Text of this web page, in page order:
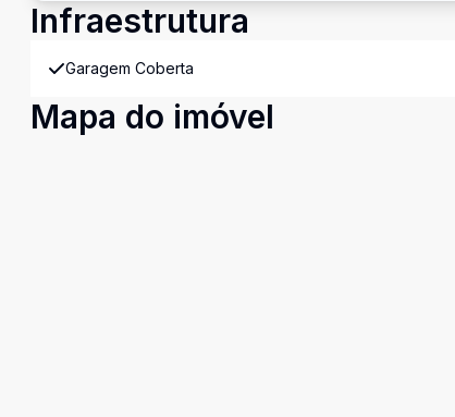
Infraestrutura
Garagem Coberta
Mapa do imóvel